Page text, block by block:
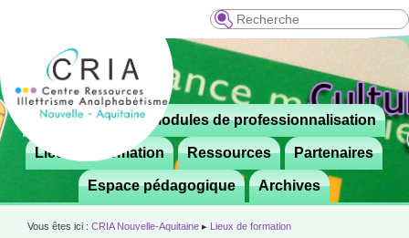
Recherche
Menu
principal
Aller
contenu
principal
 Le CRIA Modules de professionnalisation
Lieux de formation Ressources Partenaires
Espace pédagogique Archives
Vous êtes ici : CRIA Nouvelle-Aquitaine ▸ Lieux de formation